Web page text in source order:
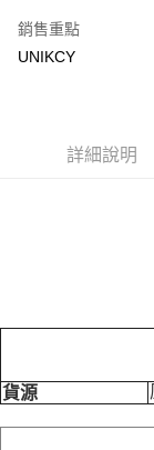
每筆NT$70，滿
銷售重點
UNIKCY
詳細說明
貨源